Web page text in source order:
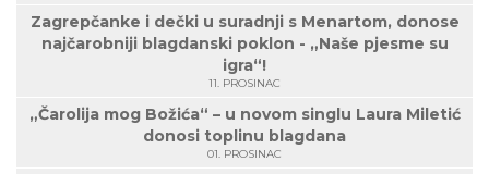
Zagrepčanke i dečki u suradnji s Menartom, donose
najčarobniji blagdanski poklon - „Naše pjesme su
igra“!
11. PROSINAC
„Čarolija mog Božića“ – u novom singlu Laura Miletić
donosi toplinu blagdana
01. PROSINAC